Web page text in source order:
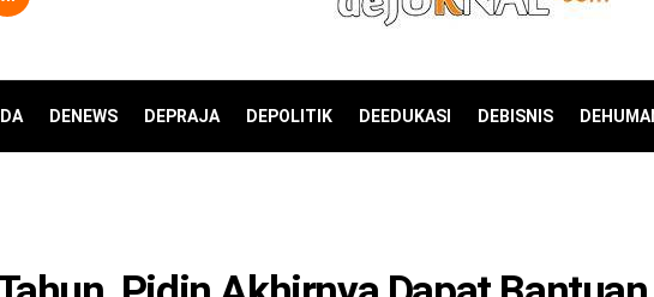
DENEWS DEPRAJA DEPOLITIK DEEDUKASI DEBISNIS